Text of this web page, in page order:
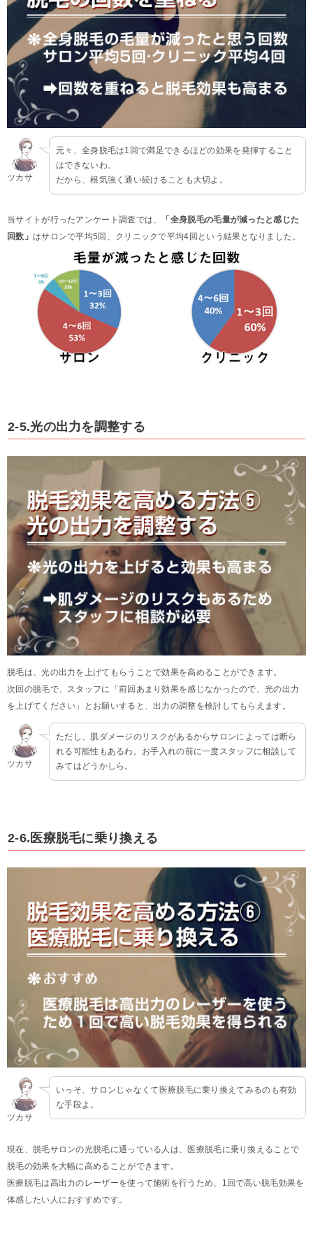
ツカサ
元々、全身脱毛は1回で満足できるほどの効果を発揮すること
はできないわ。
だから、根気強く通い続けることも大切よ。
当サイトが行ったアンケート調査では、
「全身脱毛の毛量が減ったと感じた
回数」 はサロンで平均5回、クリニックで平均4回という結果となりました。
2-5.光の出力を調整する
脱毛は、光の出力を上げてもらうことで効果を高めることができます。
次回の脱毛で、スタッフに「前回あまり効果を感じなかったので、光の出力
を上げてください」とお願いすると、出力の調整を検討してもらえます。
ツカサ
ただし、肌ダメージのリスクがあるからサロンによっては断ら
れる可能性もあるわ。お手入れの前に一度スタッフに相談して
みてはどうかしら。
2-6.医療脱毛に乗り換える
ツカサ
いっそ、サロンじゃなくて医療脱毛に乗り換えてみるのも有効
な手段よ。
現在、脱毛サロンの光脱毛に通っている人は、医療脱毛に乗り換えることで
脱毛の効果を大幅に高めることができます。
医療脱毛は高出力のレーザーを使って施術を行うため、1回で高い脱毛効果を
体感したい人におすすめです。